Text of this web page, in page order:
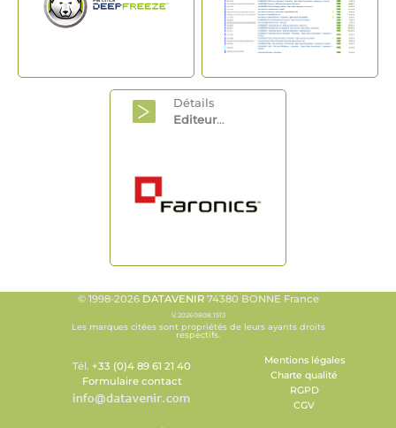
Détails
Editeur...
© 1998-2026 DATAVENIR74380 BONNE France
V.20260808.1513
Les marques citées sont propriétés de leurs ayants droits
respectifs.
Tél. +33 (0)4 89 61 21 40
Formulaire contact
Mentions légales
Charte qualité
RGPD
CGV